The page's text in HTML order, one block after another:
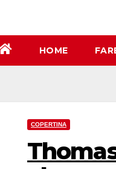
HOME
COPERTINA